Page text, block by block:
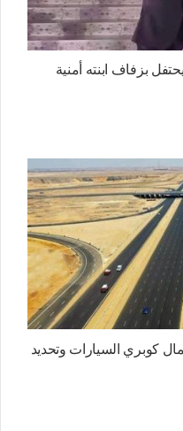
بزفاف ابنته أمنية
كوبري السيارات وتحديد